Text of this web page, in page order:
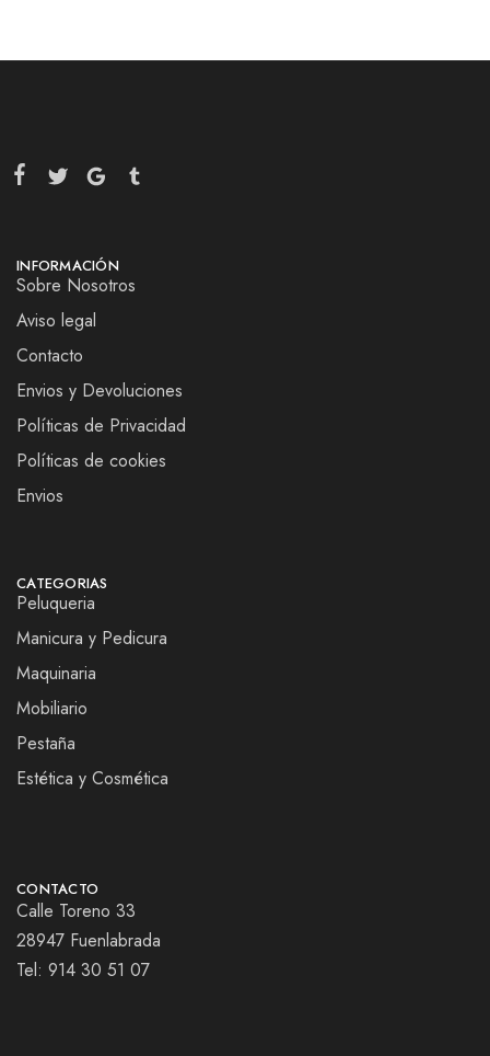
INFORMACIÓN
Sobre Nosotros
Aviso legal
Contacto
Envios y Devoluciones
Políticas de Privacidad
Políticas de cookies
Envios
CATEGORIAS
Peluqueria
Manicura y Pedicura
Maquinaria
Mobiliario
Pestaña
Estética y Cosmética
CONTACTO
Calle Toreno 33
28947 Fuenlabrada
Tel: 914 30 51 07